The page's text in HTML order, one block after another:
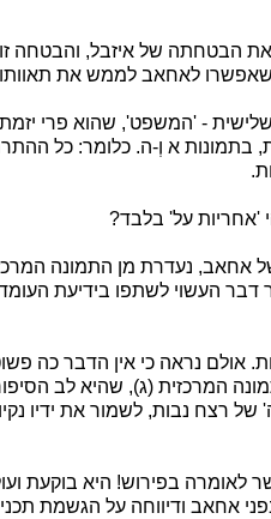
את הבטחתה של איזבל, והבטחה זו
לאחאב לממש את
- 'המשפט', שהוא פרי
בתמונות א וְ-ה. כלומר: כל
'אחריות על' בלבד?
אחאב, נעדרת מן התמונה
העשוי לשתפו בידיעת
אולם נראה כי אין הדבר כה
המרכזית (ג), שהיא לב
רצח נבות, לשמור את ידיו
לאומרה בפירוש! היא בוקעת
אחאב ודיווחה על הגשמת